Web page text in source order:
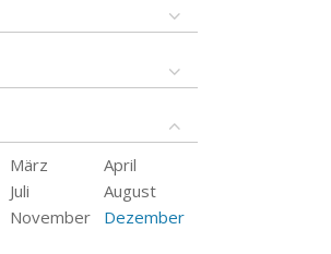
März
April
Juli
August
November Dezember